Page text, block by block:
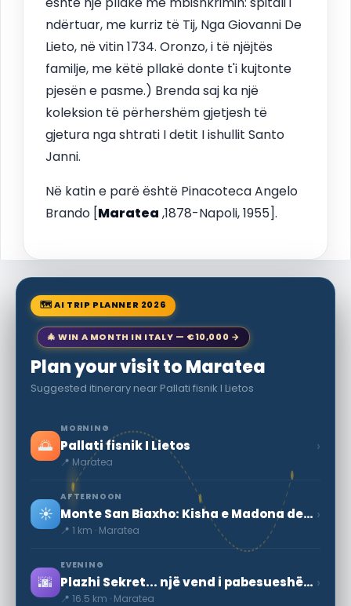
ndërtuar, me kurriz të Tij, Nga Giovanni De
Lieto, në vitin 1734. Oronzo, i të njëjtës
familje, me këtë pllakë donte t'i kujtonte
pjesën e pasme.) Brenda saj ka një
koleksion të përhershëm gjetjesh të
gjetura nga shtrati I detit I ishullit Santo
Janni.
Në katin e parë është Pinacoteca Angelo
Brando [Maratea ,1878-Napoli, 1955].
🗺 AI TRIP PLANNER 2026
🎄 WIN A MONTH IN ITALY — €10,000 →
Plan your visit to Maratea
Suggested itinerary near Pallati fisnik I Lietos
🌅
MORNING
Pallati fisnik I Lietos
📍 Maratea
›
☀️
AFTERNOON
Monte San Biaxho: Kisha e Madona della Niv
📍 1 km · Maratea
›
🌆
EVENING
Plazhi Sekret... një vend i pabesueshëm sekret.
📍 16.5 km · Maratea
›